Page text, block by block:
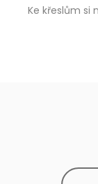
Ke křeslům si